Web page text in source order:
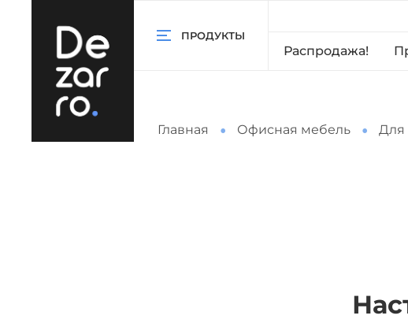
ПРОДУКТЫ
Распродажа!
Главная Офисная мебель Для